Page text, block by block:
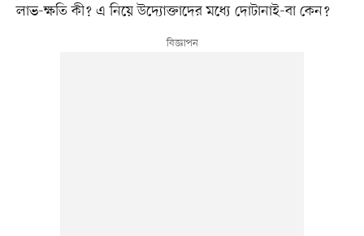
লাভ-ক্ষতি কী? এ নিয়ে উদ্যোক্তাদের মধ্যে দোটানাই-বা কেন?